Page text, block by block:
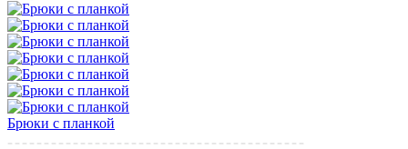
Брюки с планкой